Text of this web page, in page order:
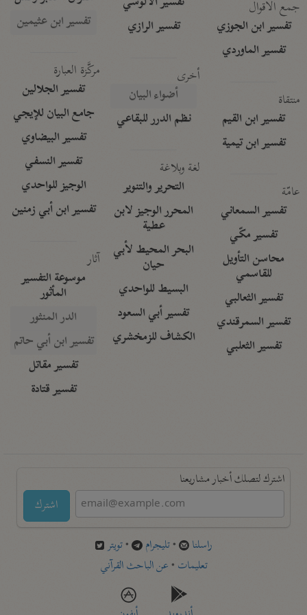
جمع الأقوال
تفسير ابن الجوزي
تفسير الماوردي
منتقاة
تفسير ابن القيم
تفسير ابن تيمية
عامّة
تفسير السمعاني
تفسير مكّي
محاسن التأويل
للقاسمي
تفسير الثعالبي
تفسير السمرقندي
تفسير الثعلبي
تفسير الرازي
أخرى
أضواء البيان
نظم الدرر للبقاعي
لغة وبلاغة
التحرير والتنوير
المحرر الوجيز لابن
عطية
البحر المحيط لأبي
حيان
البسيط للواحدي
تفسير أبي السعود
الكشاف للزمخشري
تفسير ابن عثيمين
مركَّزة العبارة
تفسير الجلالين
جامع البيان للإيجي
تفسير البيضاوي
تفسير النسفي
الوجيز للواحدي
تفسير ابن أبي زمنين
آثار
موسوعة التفسير
المأثور
الدر المنثور
تفسير ابن أبي حاتم
تفسير مقاتل
تفسير قتادة
اشترك لتصلك أخبار مشاريعنا
اشترك
راسلنا •تليجرام •تويتر
تعليمات •عن الباحث القرآني